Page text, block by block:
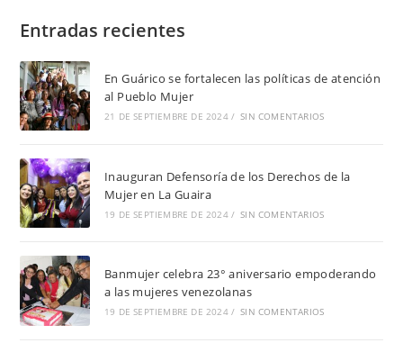
Entradas recientes
En Guárico se fortalecen las políticas de atención
al Pueblo Mujer
21 DE SEPTIEMBRE DE 2024 / SIN COMENTARIOS
Inauguran Defensoría de los Derechos de la
Mujer en La Guaira
19 DE SEPTIEMBRE DE 2024 / SIN COMENTARIOS
Banmujer celebra 23° aniversario empoderando
a las mujeres venezolanas
19 DE SEPTIEMBRE DE 2024 / SIN COMENTARIOS